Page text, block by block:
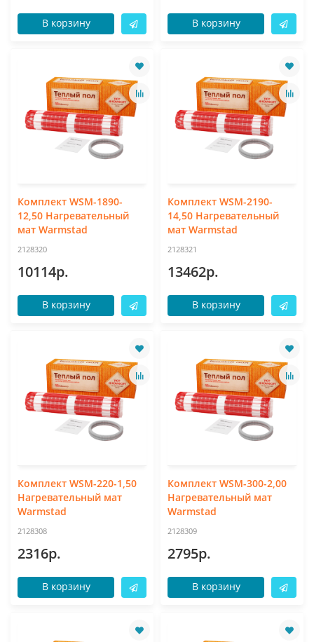
В корзину В корзину
Комплект WSM-1890-
12,50 Нагревательный
мат Warmstad
2128320
10114р.
В корзину
Комплект WSM-2190-
14,50 Нагревательный
мат Warmstad
2128321
13462р.
В корзину
Комплект WSM-220-1,50
Нагревательный мат
Warmstad
2128308
2316р.
В корзину
Комплект WSM-300-2,00
Нагревательный мат
Warmstad
2128309
2795р.
В корзину